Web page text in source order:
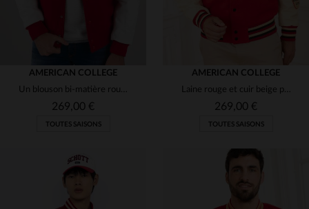
(5)
(5)
AMERICAN COLLEGE
Un blouson bi-matière rouge et blanc, inspiré des écoles américaines.
269,00 €
TOUTES SAISONS
AMERICAN COLLEGE
Laine rouge et cuir beige pour un teddy streetwear, chaud et stylé.
269,00 €
TOUTES SAISONS